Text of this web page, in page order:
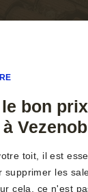
bon
toit, il est
supprimer les
cela, ce n'est